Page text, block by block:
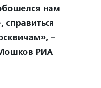
нам
–
РИА